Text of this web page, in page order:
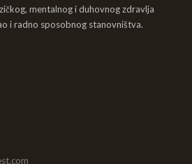
mentalnog i duhovnog zdravlja
i radno sposobnog stanovništva.